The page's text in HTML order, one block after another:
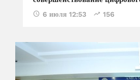
опыта - Васиф Мамедов
6 июля 12:53 156